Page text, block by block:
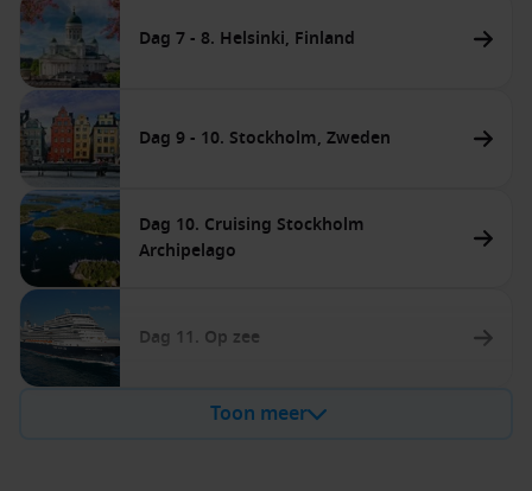
Dag 7 - 8. Helsinki, Finland
Dag 9 - 10. Stockholm, Zweden
Dag 10. Cruising Stockholm
Archipelago
Dag 11. Op zee
Toon meer